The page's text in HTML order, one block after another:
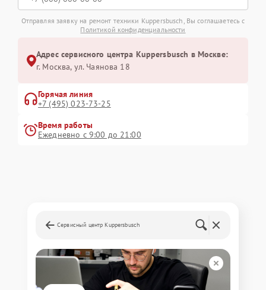
Отправляя заявку на ремонт техники Kuppersbusch, Вы соглашаетесь с
Политикой конфиденциальности
Адрес сервисного центра Kuppersbusch в Москве:
г. Москва, ул. Чаянова 18
Горячая линия
+7 (495) 023-73-25
Время работы
Ежедневно с 9:00 до 21:00
Сервисный центр Kuppersbusch